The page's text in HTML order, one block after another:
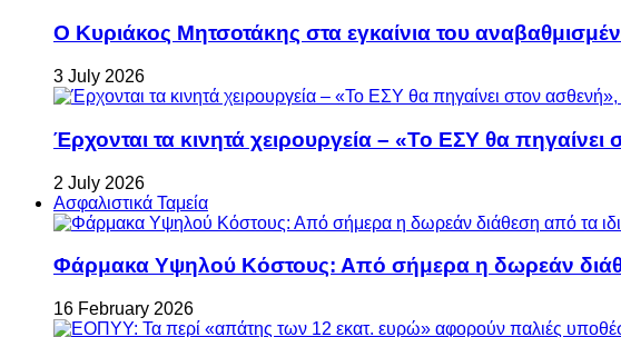
Ο Κυριάκος Μητσοτάκης στα εγκαίνια του
3 July 2026
Έρχονται τα κινητά χειρουργεία – «Το ΕΣΥ θα πηγαίνει
2 July 2026
Ασφαλιστικά Ταμεία
Φάρμακα Υψηλού Κόστους: Από σήμερα η δωρεάν
16 February 2026